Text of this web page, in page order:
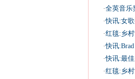
·全英音乐
·快讯:女
·红毯:乡
·快讯
·快讯:最
·红毯:乡